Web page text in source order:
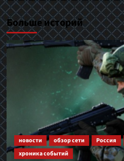
Больше историй
новости обзор сети Россия
хроника событий